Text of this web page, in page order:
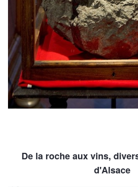
De la roche aux vins,
d'Alsace